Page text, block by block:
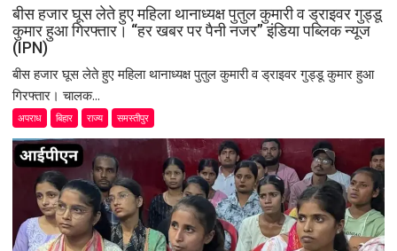
बीस हजार घूस लेते हुए महिला थानाध्यक्ष पुतुल कुमारी व ड्राइवर गुड्डू
कुमार हुआ गिरफ्तार। “हर खबर पर पैनी नजर” इंडिया पब्लिक न्यूज
(IPN)
बीस हजार घूस लेते हुए महिला थानाध्यक्ष पुतुल कुमारी व ड्राइवर गुड्डू कुमार हुआ
गिरफ्तार। चालक...
अपराध बिहार राज्य समस्तीपुर